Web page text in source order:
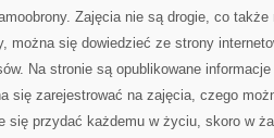
Zajęcia nie są drogie, co
można się dowiedzieć ze strony
Na stronie są opublikowane
się zarejestrować na zajęcia, czego
się przydać każdemu w życiu, skoro w